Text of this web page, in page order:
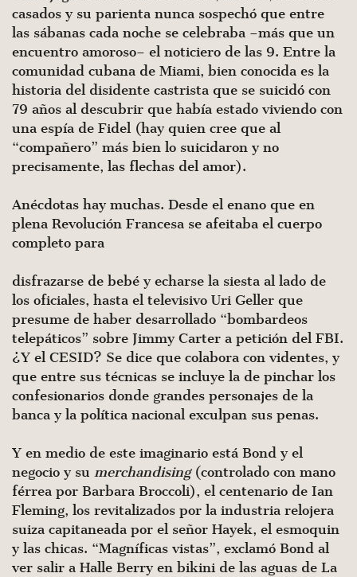
casados y su parienta nunca sospechó que entre
las sábanas cada noche se celebraba –más que un
encuentro amoroso– el noticiero de las 9. Entre la
comunidad cubana de Miami, bien conocida es la
historia del disidente castrista que se suicidó con
79 años al descubrir que había estado viviendo con
una espía de Fidel (hay quien cree que al
“compañero” más bien lo suicidaron y no
precisamente, las flechas del amor).
Anécdotas hay muchas. Desde el enano que en
plena Revolución Francesa se afeitaba el cuerpo
completo para
disfrazarse de bebé y echarse la siesta al lado de
los oficiales, hasta el televisivo Uri Geller que
presume de haber desarrollado “bombardeos
telepáticos” sobre Jimmy Carter a petición del FBI.
¿Y el CESID? Se dice que colabora con videntes, y
que entre sus técnicas se incluye la de pinchar los
confesionarios donde grandes personajes de la
banca y la política nacional exculpan sus penas.
Y en medio de este imaginario está Bond y el
negocio y su merchandising (controlado con mano
férrea por Barbara Broccoli), el centenario de Ian
Fleming, los revitalizados por la industria relojera
suiza capitaneada por el señor Hayek, el esmoquin
y las chicas. “Magníficas vistas”, exclamó Bond al
ver salir a Halle Berry en bikini de las aguas de La